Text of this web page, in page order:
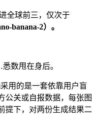
全球前三，仅次于
banana-2）。
数甩在身后。
用的是一套依靠用户盲
公关或自报数据，每张图
提下，对两份生成结果二